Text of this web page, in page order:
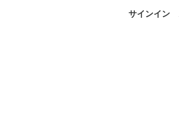
サインイン